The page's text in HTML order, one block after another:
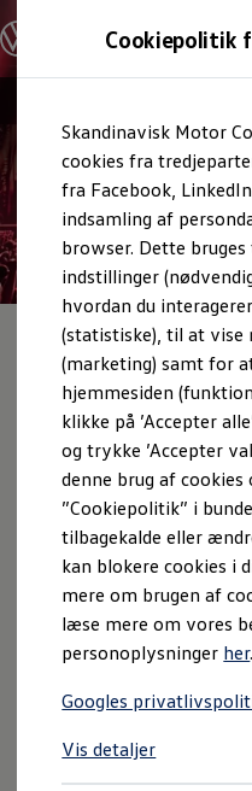
SamtykkePrivatlivspolitik
AG (kolofon og juridiske tekster)
Vind
Deltag i konkurrencen,
vinde en
Drømmer du om at opleve
Nordtyskland?Som vinder
oplevelse ud over det
inclusive billetter til en
(€2.798), som
All-inclusive forplejning:
eksklusive "The Pit"-
Guided Backstage Tour:Kom
Ingen spildtid i kø:Lynhurtig
Komfortabel camping:
campingområde med
Cookiepolitik
Skandinavisk Motor
cookies fra
fra Facebook,
indsamling af
browser. Dette
indstillinger
hvordan du
(statistiske), til at vise
(marketing) samt for
hjemmesiden
klikke på ’Accepter
og trykke ’Accepter
denne brug af cookies
”Cookiepolitik” i
tilbagekalde eller
kan blokere cookies i
mere om brugen af
læse mere om vores
personoplysninger her.
Googles
Vis detaljer